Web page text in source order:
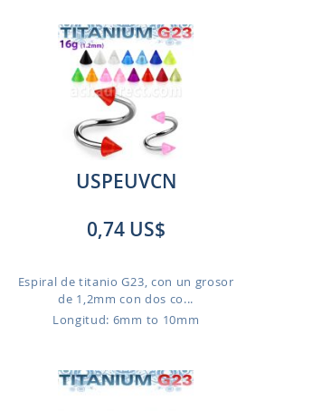
USPEUVCN
0,74 US$
Espiral de titanio G23, con un grosor
de 1,2mm con dos co...
Longitud: 6mm to 10mm